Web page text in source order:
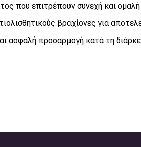
που επιτρέπουν συνεχή και
βραχίονες για
ασφαλή προσαρμογή κατά τη